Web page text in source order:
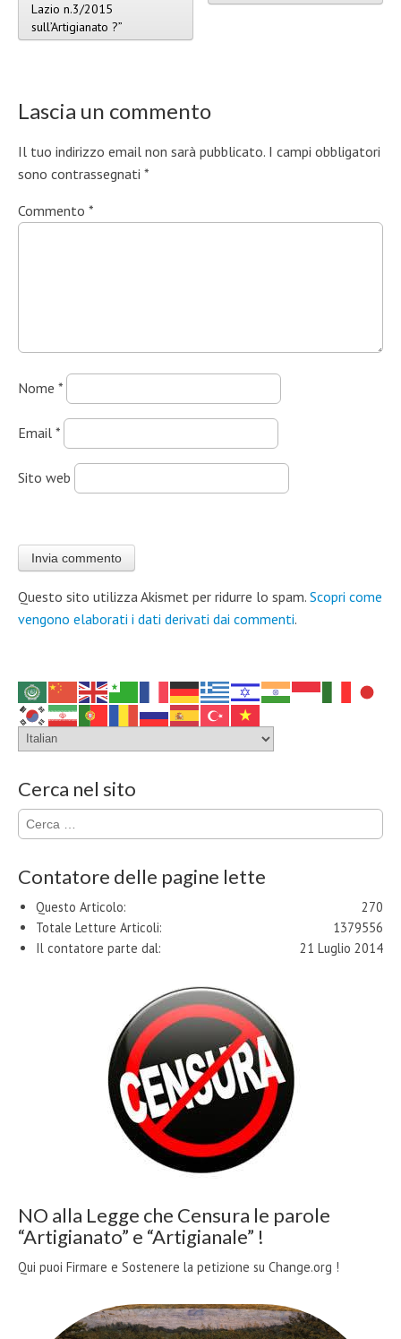
Lazio n.3/2015
sull’Artigianato ?”
Lascia un commento
Il tuo indirizzo email non sarà pubblicato. I campi obbligatori
sono contrassegnati *
Commento *
Nome *
Email *
Sito web
Questo sito utilizza Akismet per ridurre lo spam. Scopri come
vengono elaborati i dati derivati dai commenti.
Cerca nel sito
Ricerca
per:
Contatore delle pagine lette
270
Questo Articolo:
1379556
Totale Letture Articoli:
21 Luglio 2014
Il contatore parte dal:
NO alla Legge che Censura le parole
“Artigianato” e “Artigianale” !
Qui puoi Firmare e Sostenere la petizione su Change.org !